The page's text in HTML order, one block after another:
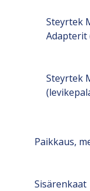
Steyrtek
Adapterit
Steyrtek
Paikkaus,
Sisärenkaat